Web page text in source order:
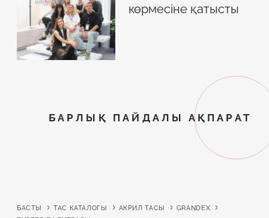
көрмесіне қатысты
БАРЛЫҚ ПАЙДАЛЫ АҚПАРАТ
БАСТЫ ТАС КАТАЛОГЫ АКРИЛ ТАСЫ
GRANDEX